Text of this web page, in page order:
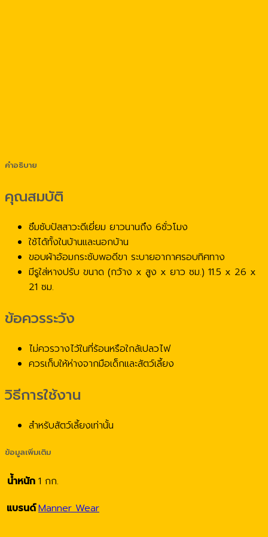
คำอธิบาย
คุณสมบัติ
ซึมซับปัสสาวะดีเยี่ยม ยาวนานถึง 6ชั่วโมง
ใช้ได้ทั้งในบ้านและนอกบ้าน
ขอบผ้าอ้อมกระชับพอดีขา ระบายอากาศรอบทิศทาง
มีรูใส่หางปรับ ขนาด (กว้าง x สูง x ยาว ซม.) 11.5 x 26 x
21 ซม.
ข้อควรระวัง
ไม่ควรวางไว้ในที่ร้อนหรือใกล้เปลวไฟ
ควรเก็บให้ห่างจากมือเด็กและสัตว์เลี้ยง
วิธีการใช้งาน
สำหรับสัตว์เลี้ยงเท่านั้น
ข้อมูลเพิ่มเติม
น้ำหนัก 1 กก.
แบรนด์Manner Wear